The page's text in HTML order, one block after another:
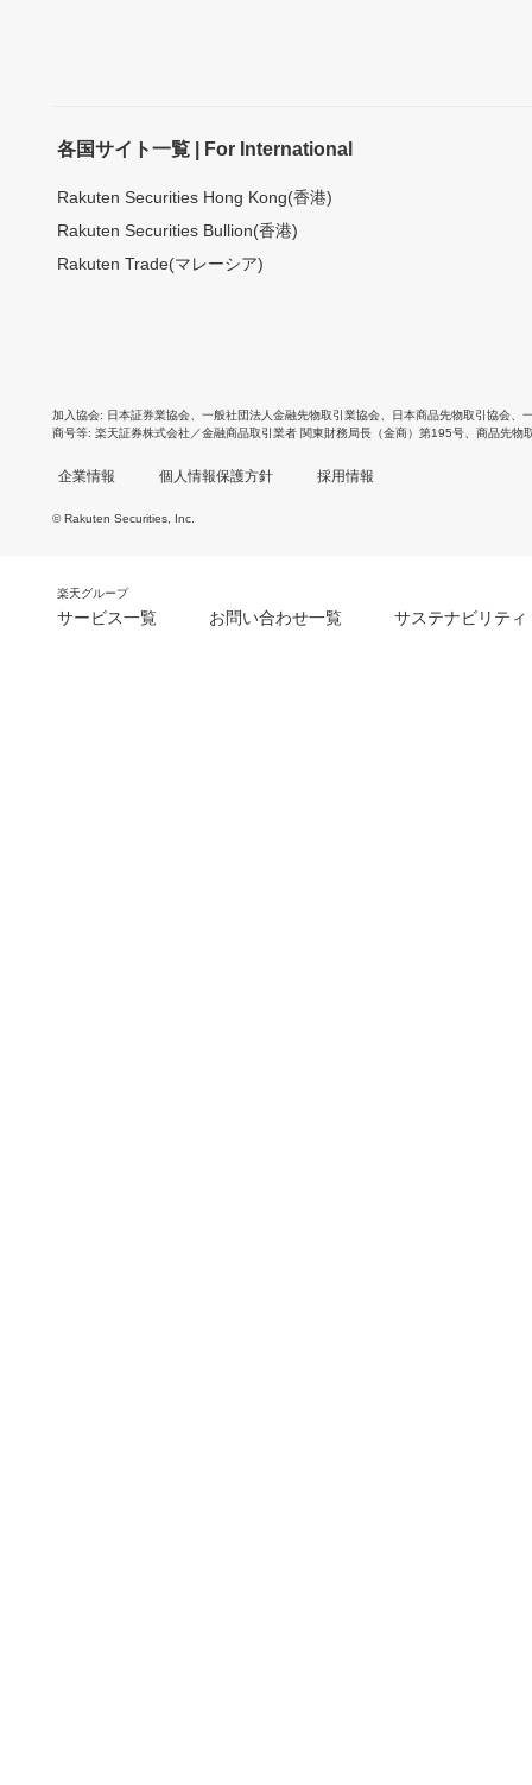
各国サイト一覧 | For International
Rakuten Securities Hong Kong(香港)
Rakuten Securities Bullion(香港)
Rakuten Trade(マレーシア)
加入協会 日本証券業協会 一般社団法人金融先物取引業協会 日本商品先物取引協会
商号等 楽天証券株式会社／金融商品取引業者 関東財務局長（金商）第195号、商品先物
企業情報 個人情報保護方針 採用情報
© Rakuten Securities, Inc.
楽天グループ
サービス一覧 お問い合わせ一覧 サステナビリティ